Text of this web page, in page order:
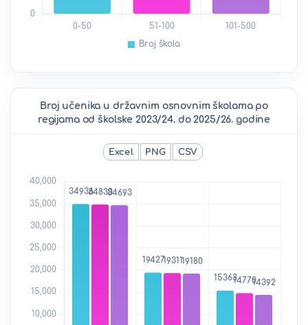
Broj učenika u državnim osnovnim školama po
regijama od školske 2023/24. do 2025/26. godine
Excel PNG CSV